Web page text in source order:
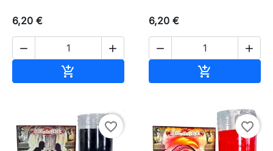
6,20 €
 

6,20 €
 

favorite_border favorite_border